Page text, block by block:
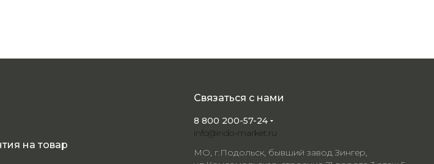
на товар
Связаться с нами
8 800 200-57-24
info@indo-market.ru
МО, г.Подольск, бывший завод Зингер,